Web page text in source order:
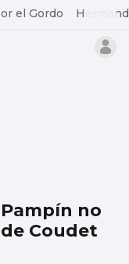
el Gordo
no
Coudet